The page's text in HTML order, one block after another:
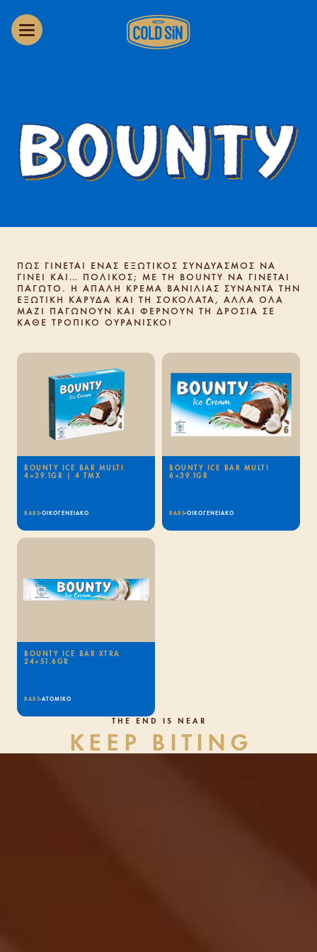
ΠΩΣ ΓΙΝΕΤΑΙ ΕΝΑΣ ΕΞΩΤΙΚΟΣ ΣΥΝΔΥΑΣΜΟΣ ΝΑ
ΓΙΝΕΙ ΚΑΙ… ΠΟΛΙΚΟΣ; ΜΕ ΤΗ BOUNTY ΝΑ ΓΙΝΕΤΑΙ
ΠΑΓΩΤΟ. Η ΑΠΑΛΗ ΚΡΕΜΑ ΒΑΝΙΛΙΑΣ ΣΥΝΑΝΤΑ ΤΗΝ
ΕΞΩΤΙΚΗ ΚΑΡΥΔΑ ΚΑΙ ΤΗ ΣΟΚΟΛΑΤΑ, ΑΛΛΑ ΟΛΑ
ΜΑΖΙ ΠΑΓΩΝΟΥΝ ΚΑΙ ΦΕΡΝΟΥΝ ΤΗ ΔΡΟΣΙΑ ΣΕ
ΚΑΘΕ ΤΡΟΠΙΚΟ ΟΥΡΑΝΙΣΚΟ!
BOUNTY ICE BAR MULTI
4×39.1GR | 4 TMX
BARS-ΟΙΚΟΓΕΝΕΙΑΚΟ
BOUNTY ICE BAR MULTI
6×39.1GR
BARS-ΟΙΚΟΓΕΝΕΙΑΚΟ
BOUNTY ICE BAR XTRA
24×51.6GR
BARS-ATOMIKO
THE END IS NEAR
KEEP BITING